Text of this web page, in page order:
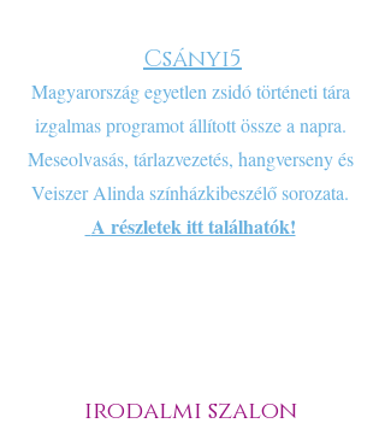
Csányi5
Magyarország egyetlen zsidó történeti tára
izgalmas programot állított össze a napra.
Meseolvasás, tárlazvezetés, hangverseny és
Veiszer Alinda színházkibeszélő sorozata.
A részletek itt találhatók!
irodalmi szalon